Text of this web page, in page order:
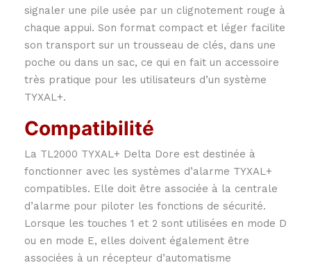
signaler une pile usée par un clignotement rouge à
chaque appui. Son format compact et léger facilite
son transport sur un trousseau de clés, dans une
poche ou dans un sac, ce qui en fait un accessoire
très pratique pour les utilisateurs d’un système
TYXAL+.
Compatibilité
La TL2000 TYXAL+ Delta Dore est destinée à
fonctionner avec les systèmes d’alarme TYXAL+
compatibles. Elle doit être associée à la centrale
d’alarme pour piloter les fonctions de sécurité.
Lorsque les touches 1 et 2 sont utilisées en mode D
ou en mode E, elles doivent également être
associées à un récepteur d’automatisme